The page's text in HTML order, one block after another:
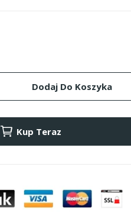
Dodaj Do Koszyka
Kup Teraz